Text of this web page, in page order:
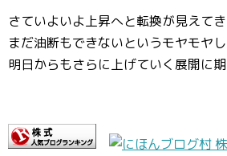
さていよいよ上昇へと転換が見えて
まだ油断もできないというモヤモヤ
明日からもさらに上げていく展開に期